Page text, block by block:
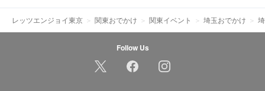
レッツエンジョイ東京 関東おでかけ 関東イベント 埼玉おでかけ
Follow Us